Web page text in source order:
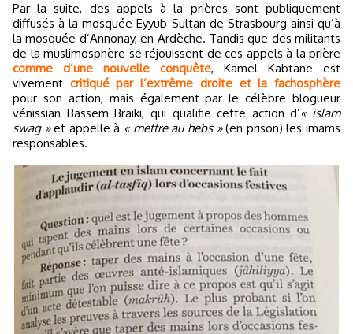
Par la suite, des appels à la prières sont publiquement
diffusés à la mosquée Eyyub Sultan de Strasbourg ainsi qu’à
la mosquée d’Annonay, en Ardèche. Tandis que des militants
de la muslimosphère se réjouissent de ces appels à la prière
comme d’une nouvelle conquête, Kamel Kabtane est
vivement critiqué par l’extrême droite et la fachosphère
pour son action, mais également par le célèbre blogueur
vénissian Bassem Braiki, qui qualifie cette action d’« islam
swag »et appelle à « mettre au hebs »(en prison) les imams
responsables.